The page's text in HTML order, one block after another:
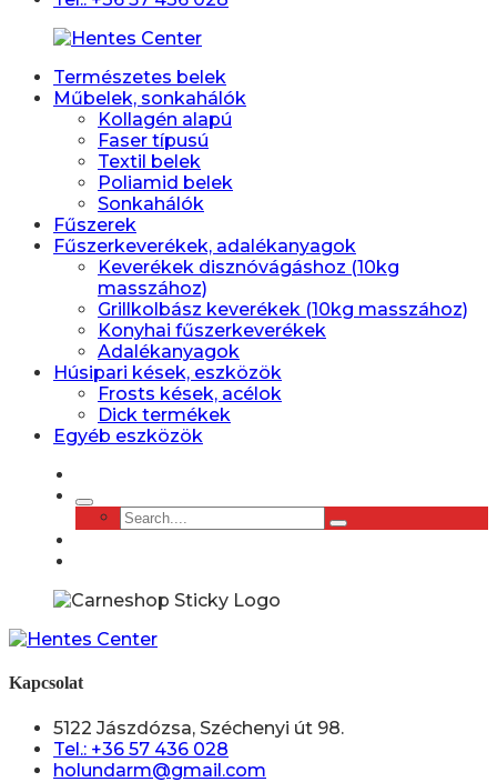
Természetes belek
Műbelek, sonkahálók
Kollagén alapú
Faser típusú
Textil belek
Poliamid belek
Sonkahálók
Fűszerek
Fűszerkeverékek, adalékanyagok
Keverékek disznóvágáshoz (10kg
masszához)
Grillkolbász keverékek (10kg masszához)
Konyhai fűszerkeverékek
Adalékanyagok
Húsipari kések, eszközök
Frosts kések, acélok
Dick termékek
Egyéb eszközök
Kapcsolat
5122 Jászdózsa, Széchenyi út 98.
Tel.: +36 57 436 028
holundarm@gmail.com